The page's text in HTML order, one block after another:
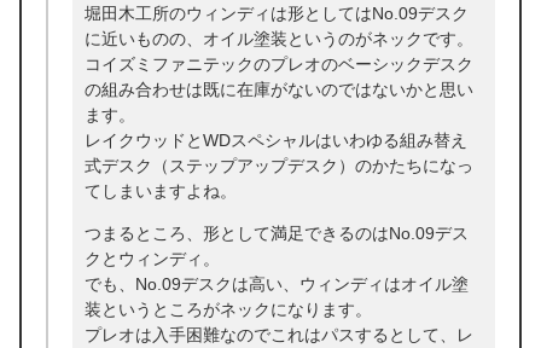
堀田木工所のウィンディは形としてはNo.09デスク
に近いものの、オイル塗装というのがネックです。
コイズミファニテックのプレオのベーシックデスク
の組み合わせは既に在庫がないのではないかと思い
ます。
レイクウッドとWDスペシャルはいわゆる組み替え
式デスク（ステップアップデスク）のかたちになっ
てしまいますよね。
つまるところ、形として満足できるのはNo.09デス
クとウィンディ。
でも、No.09デスクは高い、ウィンディはオイル塗
装というところがネックになります。
プレオは入手困難なのでこれはパスするとして、レ